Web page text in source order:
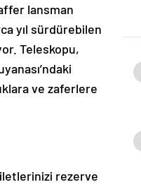
lansman
yıl sürdürebilen
Teleskopu,
ve zaferlere
rezerve